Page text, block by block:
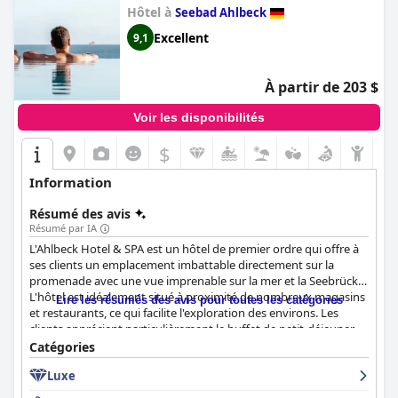
accueillante avec des équipements de premier ordre et un
excellent service.
Hôtel à Seebad Ahlbeck
9,1 Excellent
À partir de 203 $
Voir les disponibilités
$
Information
Résumé des avis
Résumé par IA
L'Ahlbeck Hotel & SPA est un hôtel de premier ordre qui offre à
ses clients un emplacement imbattable directement sur la
promenade avec une vue imprenable sur la mer et la Seebrücke.
L'hôtel est idéalement situé à proximité de nombreux magasins
et restaurants, ce qui facilite l'exploration des environs. Les
clients apprécient particulièrement le buffet de petit-déjeuner
de haute qualité qui propose quelque chose pour tous les goûts
avec un grand choix de pains, de garnitures, de pâtes à tartiner,
d'œufs, d'omelettes et de jus de fruits. Le dîner au restaurant de
l'hôtel est également fortement recommandé avec une cuisine
Lire les résumés des avis pour toutes les catégories
Catégories
Luxe